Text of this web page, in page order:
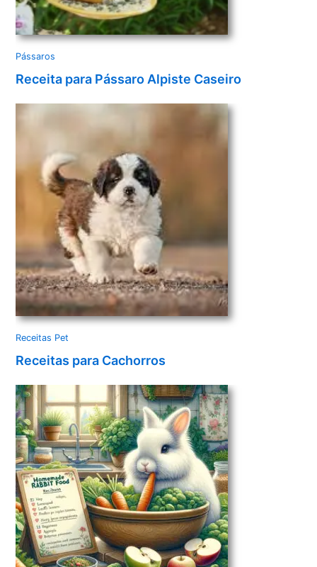
Pássaros
Receita para Pássaro Alpiste Caseiro
Receitas Pet
Receitas para Cachorros